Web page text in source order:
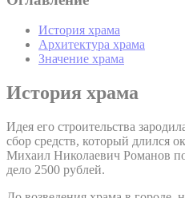
История храма
Архитектура храма
Значение храма
История храма
Идея его строительства
сбор средств, который длился
Михаил Николаевич Романов
дело 2500 рублей.